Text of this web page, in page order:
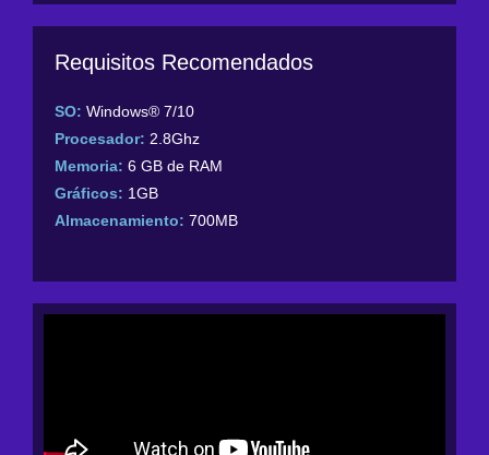
Requisitos Recomendados
SO: Windows® 7/10
Procesador: 2.8Ghz
Memoria: 6 GB de RAM
Gráficos: 1GB
Almacenamiento: 700MB